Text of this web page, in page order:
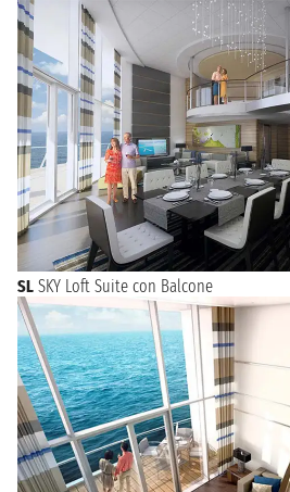
SL SKY Loft Suite con Balcone